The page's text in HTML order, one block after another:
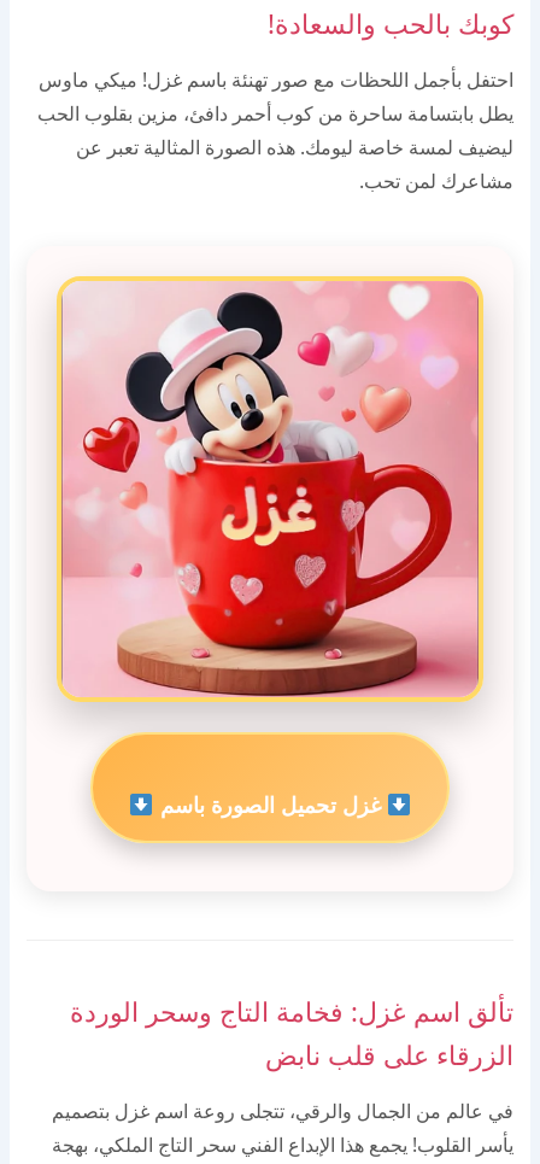
كوبك بالحب والسعادة!
احتفل بأجمل اللحظات مع صور تهنئة باسم غزل! ميكي ماوس
يطل بابتسامة ساحرة من كوب أحمر دافئ، مزين بقلوب الحب
ليضيف لمسة خاصة ليومك. هذه الصورة المثالية تعبر عن
مشاعرك لمن تحب.
غزل تحميل الصورة باسم
تألق اسم غزل: فخامة التاج وسحر الوردة
الزرقاء على قلب نابض
في عالم من الجمال والرقي، تتجلى روعة اسم غزل بتصميم
يأسر القلوب! يجمع هذا الإبداع الفني سحر التاج الملكي، بهجة